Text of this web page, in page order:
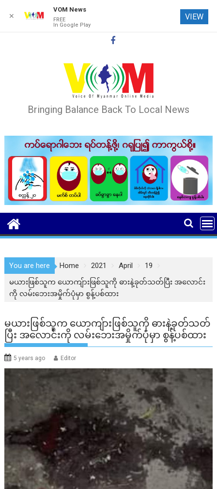
Bringing Balance Back To Local News
You are here Home 2021 April
19
မယားဖြစ်သူက ယောကျ်ားဖြစ်သူကို ဓားနဲ့ခုတ်သတ်ပြီး အလောင်း
ကို လမ်းဘေးအမှိုက်ပုံမှာ စွန့်ပစ်ထား
မယားဖြစ်သူက ယောကျ်ားဖြစ်သူကို ဓားနဲ့ခုတ်သတ်
ပြီး အလောင်းကို လမ်းဘေးအမှိုက်ပုံမှာ စွန့်ပစ်ထား
5 years ago Editor
✕
VOM News
FREE
In Google Play
VIEW